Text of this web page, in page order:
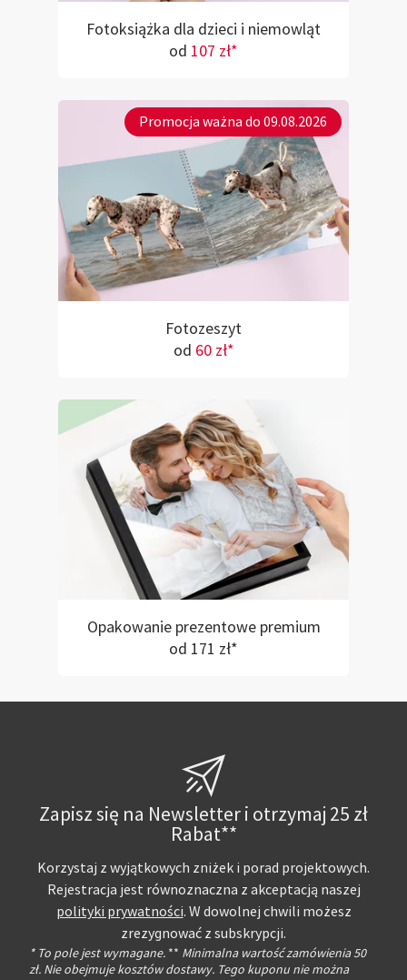
Fotoksiążka dla dzieci i niemowląt
od 107 zł*
Promocja ważna do 09.08.2026
Fotozeszyt
od 60 zł*
Opakowanie prezentowe premium
od 171 zł*
Zapisz się na Newsletter i otrzymaj 25 zł
Rabat**
Korzystaj z wyjątkowych zniżek i porad projektowych.
Rejestracja jest równoznaczna z akceptacją naszej
polityki prywatności. W dowolnej chwili możesz
zrezygnować z subskrypcji.
* To pole jest wymagane. ** Minimalna wartość zamówienia 50
zł. Nie obejmuje kosztów dostawy. Tego kuponu nie można